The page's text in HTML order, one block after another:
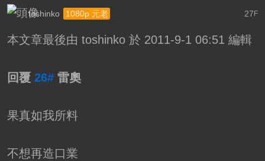
27 F
toshinko 1080p 元老
本文章最後由 toshinko 於 2011-9-1 06:51 編輯
回覆 26# 雷奧
果真如我所料
不想再造口業